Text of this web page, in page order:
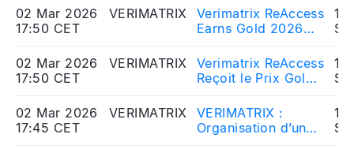
l’exercice 2025
02 Mar 2026
17:50 CET
VERIMATRIX
Verimatrix ReAccess
Earns Gold 2026
Telecom & Wireless
02 Mar 2026
17:50 CET
VERIMATRIX
Verimatrix ReAccess
Reçoit le Prix Gold
Catégorie
Télécommunications
par Réseaux Sans
02 Mar 2026
17:45 CET
VERIMATRIX
VERIMATRIX :
Organisation d’un